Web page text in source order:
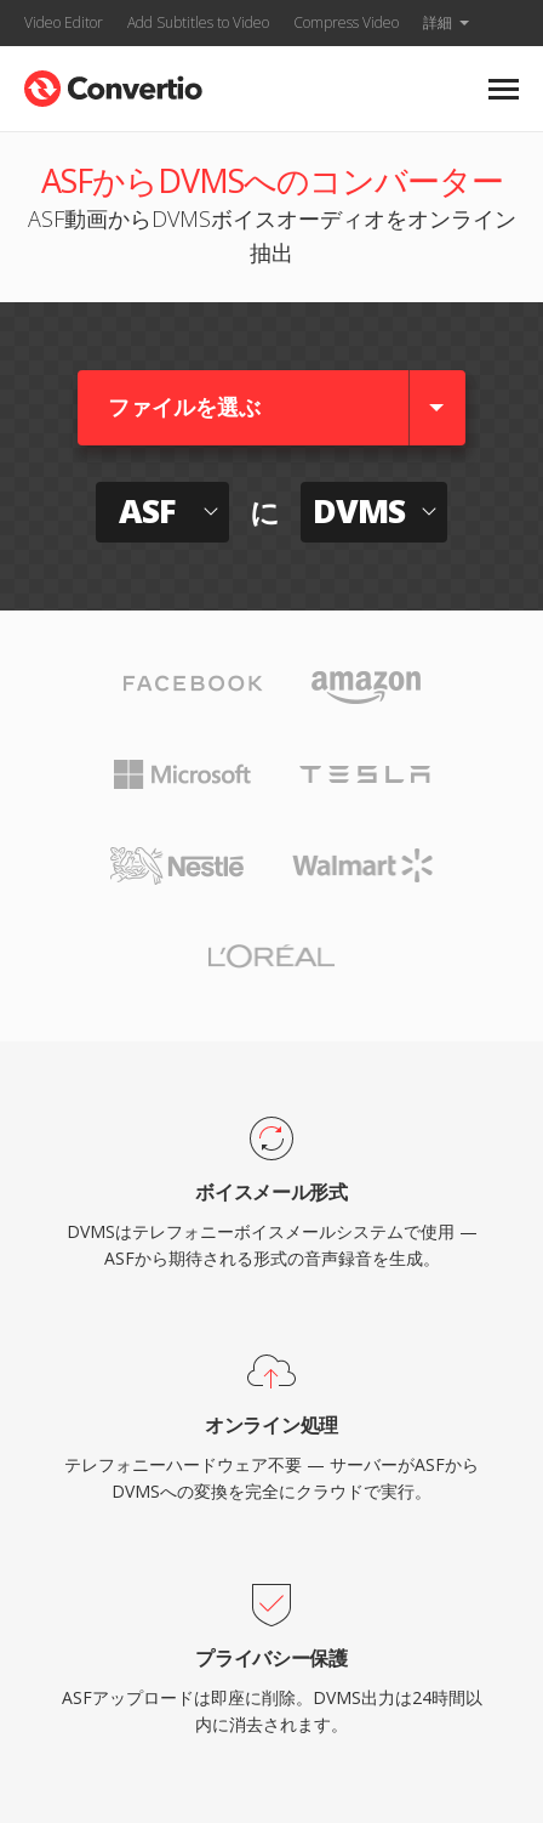
Video Editor Add Subtitles to Video Compress Video 詳細
ASFからDVMSへのコンバーター
ASF動画からDVMSボイスオーディオをオンライン
抽出
ファイルを選ぶ
ASF に DVMS
ボイスメール形式
DVMSはテレフォニーボイスメールシステムで使用 —
ASFから期待される形式の音声録音を生成。
オンライン処理
テレフォニーハードウェア不要 — サーバーがASFから
DVMSへの変換を完全にクラウドで実行。
プライバシー保護
ASFアップロードは即座に削除。DVMS出力は24時間以
内に消去されます。